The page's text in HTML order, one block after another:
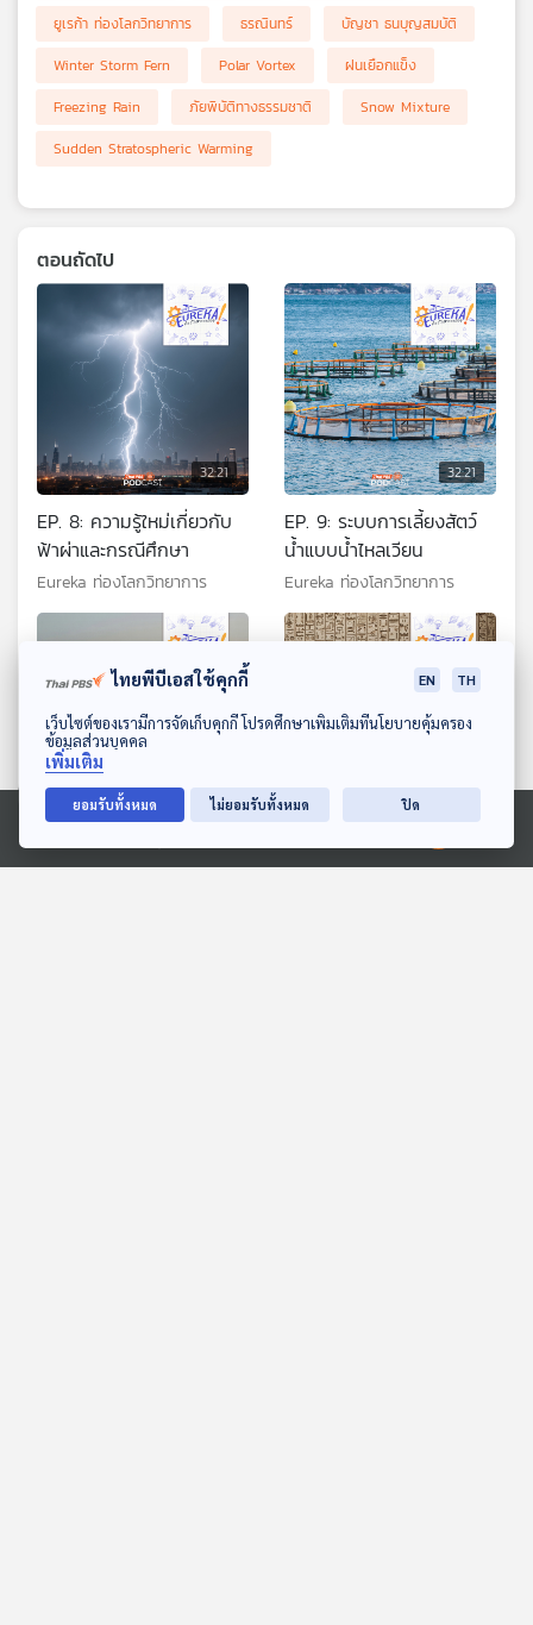
ดาวน์โหลด Thai PBS Podcast Application
Ⓒ 2020 องค์การกระจายเสียงและแพร่ภาพสาธารณะแห่งประเทศไทย
ยูเรก้า ท่องโลกวิทยาการ
ธรณินทร์
บัญชา ธนบุญสมบัติ
Winter Storm Fern
Polar Vortex
ฝนเยือกแข็ง
Freezing Rain
ภัยพิบัติทางธรรมชาติ
Snow Mixture
Sudden Stratospheric Warming
ตอนถัดไป
32:21
EP. 8: ความรู้ใหม่เกี่ยวกับ
ฟ้าผ่าและกรณีศึกษา
Eureka ท่องโลกวิทยาการ
32:21
EP. 9: ระบบการเลี้ยงสัตว์
น้ำแบบน้ำไหลเวียน
Eureka ท่องโลกวิทยาการ
32:21
EP. 10: เปิดโลกโบราณโลหะ
EP. 11: เปิดโลกโบราณโลหะ
ไทยพีบีเอสใช้คุกกี้ EN TH
เว็บไซต์ของเรามีการจัดเก็บคุกกี้ โปรดศึกษาเพิ่มเติมที่นโยบายคุ้มครอง
ข้อมูลส่วนบุคคล
เพิ่มเติม
ยอมรับทั้งหมด ไม่ยอมรับทั้งหมด ปิด